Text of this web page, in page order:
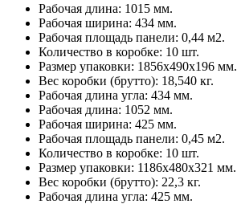
Рабочая длина: 1015 мм.
Рабочая ширина: 434 мм.
Рабочая площадь панели: 0,44 м2.
Количество в коробке: 10 шт.
Размер упаковки: 1856х490х196 мм.
Вес коробки (брутто): 18,540 кг.
Рабочая длина угла: 434 мм.
Рабочая длина: 1052 мм.
Рабочая ширина: 425 мм.
Рабочая площадь панели: 0,45 м2.
Количество в коробке: 10 шт.
Размер упаковки: 1186х480х321 мм.
Вес коробки (брутто): 22,3 кг.
Рабочая длина угла: 425 мм.